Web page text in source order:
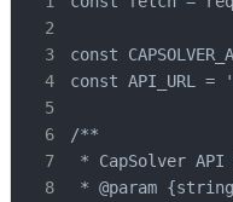
const
const API_URL
/**
* CapSolver API के
* @param {string}